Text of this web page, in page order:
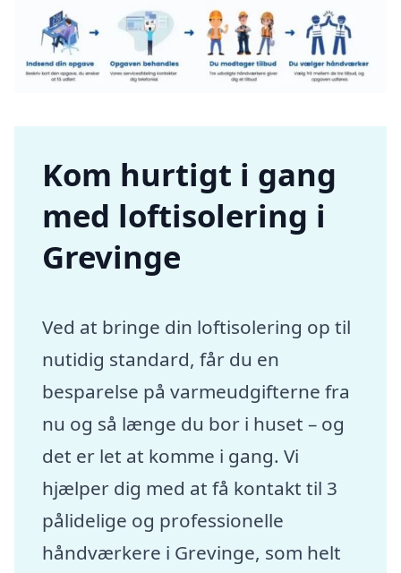
Kom hurtigt i gang
med loftisolering i
Grevinge
Ved at bringe din loftisolering op til
nutidig standard, får du en
besparelse på varmeudgifterne fra
nu og så længe du bor i huset – og
det er let at komme i gang. Vi
hjælper dig med at få kontakt til 3
pålidelige og professionelle
håndværkere i Grevinge, som helt